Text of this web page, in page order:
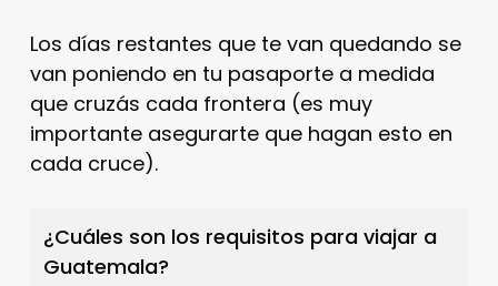
Los días restantes que te van quedando se
van poniendo en tu pasaporte a medida
que cruzás cada frontera (es muy
importante asegurarte que hagan esto en
cada cruce).
¿Cuáles son los requisitos para viajar a
Guatemala?